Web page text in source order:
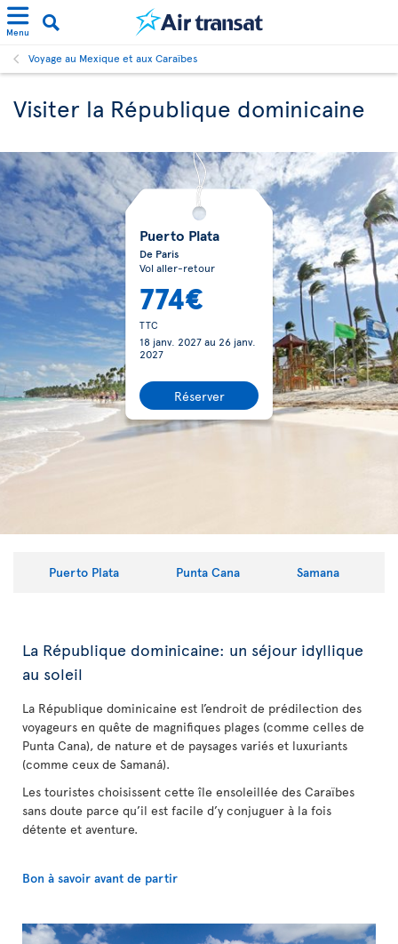
Menu
Voyage au Mexique et aux Caraïbes
Visiter la République dominicaine
Puerto Plata
De Paris
Vol aller-retour
774€
TTC
18 janv. 2027au 26 janv.
2027
Réserver
Puerto Plata Punta Cana Samana
La République dominicaine: un séjour idyllique
au soleil
La République dominicaine est l’endroit de prédilection des
voyageurs en quête de magnifiques plages (comme celles de
Punta Cana), de nature et de paysages variés et luxuriants
(comme ceux de Samaná).
Les touristes choisissent cette île ensoleillée des Caraïbes
sans doute parce qu’il est facile d’y conjuguer à la fois
détente et aventure.
Bon à savoir avant de partir